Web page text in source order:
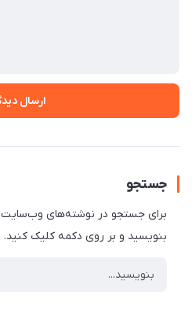
ارسال
جستجو
برای جستجو در نوشته‌های
بنویسید و بر روی دکمه کلیک کنید.